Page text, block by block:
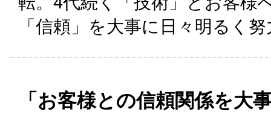
「信頼」を大事に日々明るく
「お客様との信頼関係を大